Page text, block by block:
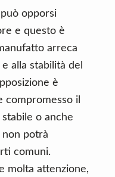
opporsi
e questo è
arreca
alla stabilità del
è
compromesso il
o anche
non potrà
comuni.
molta attenzione,